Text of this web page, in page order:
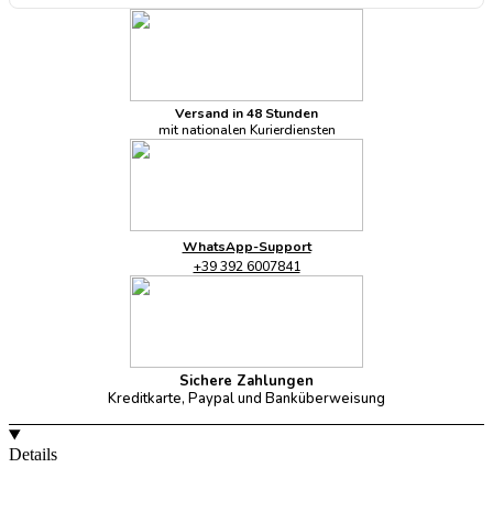
Versand in 48 Stunden
mit nationalen Kurierdiensten
WhatsApp-Support
+39 392 6007841
Sichere Zahlungen
Kreditkarte, Paypal und Banküberweisung
Details